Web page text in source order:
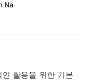
Na
활용을 위한 기본